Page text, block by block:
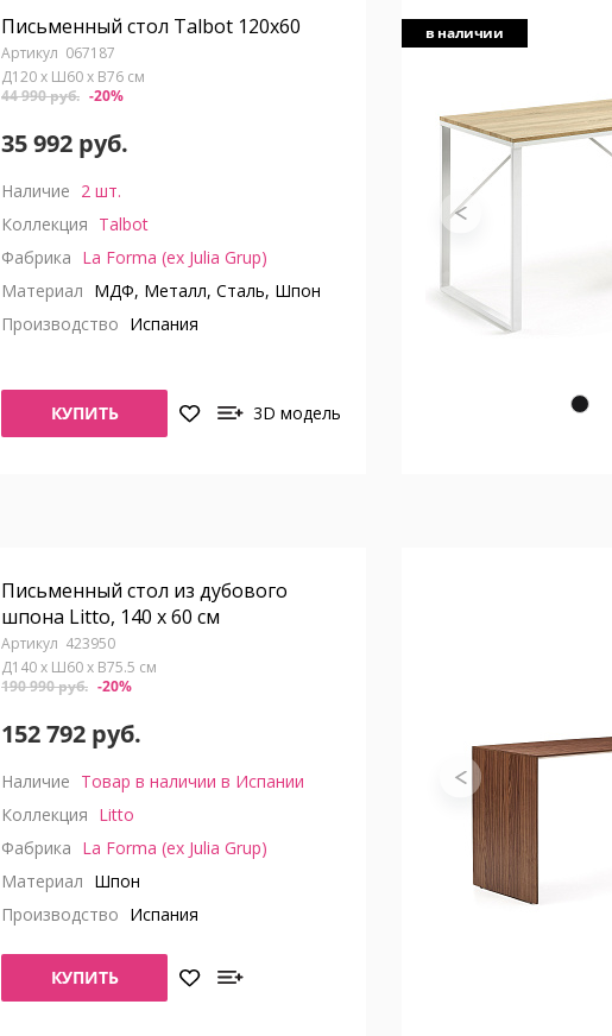
Письменный стол Talbot 120x60
067187
Д120 x Ш60 x В76 см
35 992 руб.
44 990 руб. -20%
Наличие 2 шт.
Коллекция Talbot
Фабрика La Forma (ex Julia Grup)
Материал МДФ, Металл, Сталь, Шпон
Производство Испания
КУПИТЬ 3D модель
в наличии
Письменный стол из дубового
шпона Litto, 140 x 60 см
423950
Д140 x Ш60 x В75.5 см
152 792 руб.
190 990 руб. -20%
Наличие Товар в наличии в Испании
Коллекция Litto
Фабрика La Forma (ex Julia Grup)
Материал Шпон
Производство Испания
КУПИТЬ